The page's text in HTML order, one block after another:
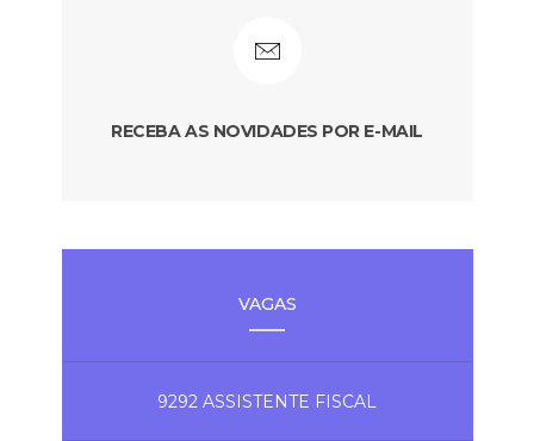
RECEBA AS NOVIDADES POR E-MAIL
VAGAS
9292 ASSISTENTE FISCAL